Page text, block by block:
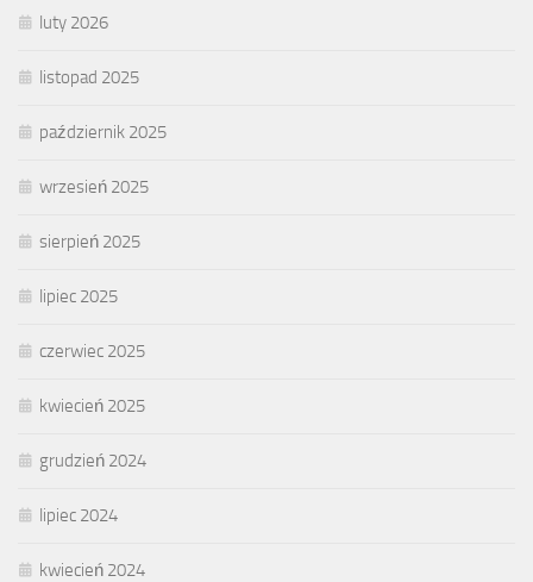
luty 2026
listopad 2025
październik 2025
wrzesień 2025
sierpień 2025
lipiec 2025
czerwiec 2025
kwiecień 2025
grudzień 2024
lipiec 2024
kwiecień 2024